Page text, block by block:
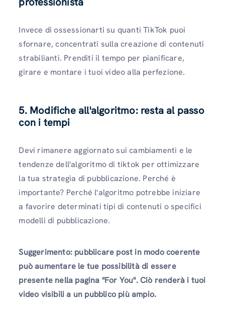
Invece di ossessionarti su quanti TikTok puoi
sfornare, concentrati sulla creazione di contenuti
strabilianti. Prenditi il ​​tempo per pianificare,
girare e montare i tuoi video alla perfezione.
5. Modifiche all'algoritmo: resta al passo
con i tempi
Devi rimanere aggiornato sui cambiamenti e le
tendenze dell'algoritmo di tiktok per ottimizzare
la tua strategia di pubblicazione. Perché è
importante? Perché l'algoritmo potrebbe iniziare
a favorire determinati tipi di contenuti o specifici
modelli di pubblicazione.
Suggerimento: pubblicare post in modo coerente
può aumentare le tue possibilità di essere
presente nella pagina "For You". Ciò renderà i tuoi
video visibili a un pubblico più ampio.